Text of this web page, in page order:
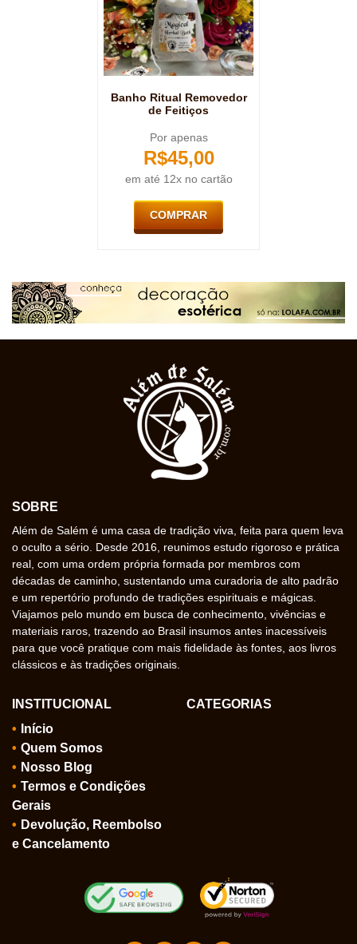
Banho Ritual Removedor
de Feitiços
Por apenas
R$45,00
em até 12x no cartão
COMPRAR
SOBRE
Além de Salém é uma casa de tradição viva, feita para quem leva
o oculto a sério. Desde 2016, reunimos estudo rigoroso e prática
real, com uma ordem própria formada por membros com
décadas de caminho, sustentando uma curadoria de alto padrão
e um repertório profundo de tradições espirituais e mágicas.
Viajamos pelo mundo em busca de conhecimento, vivências e
materiais raros, trazendo ao Brasil insumos antes inacessíveis
para que você pratique com mais fidelidade às fontes, aos livros
clássicos e às tradições originais.
INSTITUCIONAL
Início
Quem Somos
Nosso Blog
Termos e Condições
Gerais
Devolução, Reembolso
e Cancelamento
CATEGORIAS